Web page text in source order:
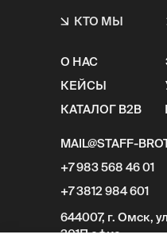
644007, г. Омск,
301П офис
MAIL@STAFF-
+7 983 568 46 01
+7 3812 984 601
О НАС
КЕЙСЫ
КАТАЛОГ B2B
КТО МЫ